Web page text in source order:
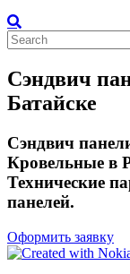
Сэндвич
Батайске
Сэндвич
Кровельные в
Технические
панелей.
Оформить заявку